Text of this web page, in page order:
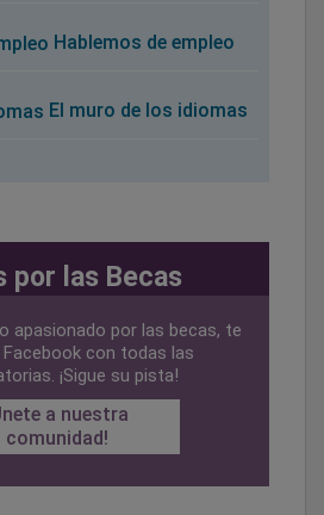
Hablemos de empleo
El muro de los idiomas
por las Becas
apasionado por las becas, te
Facebook con todas las
¡Sigue su pista!
a nuestra
comunidad!